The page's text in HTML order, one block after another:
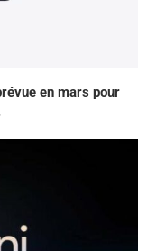
en mars pour